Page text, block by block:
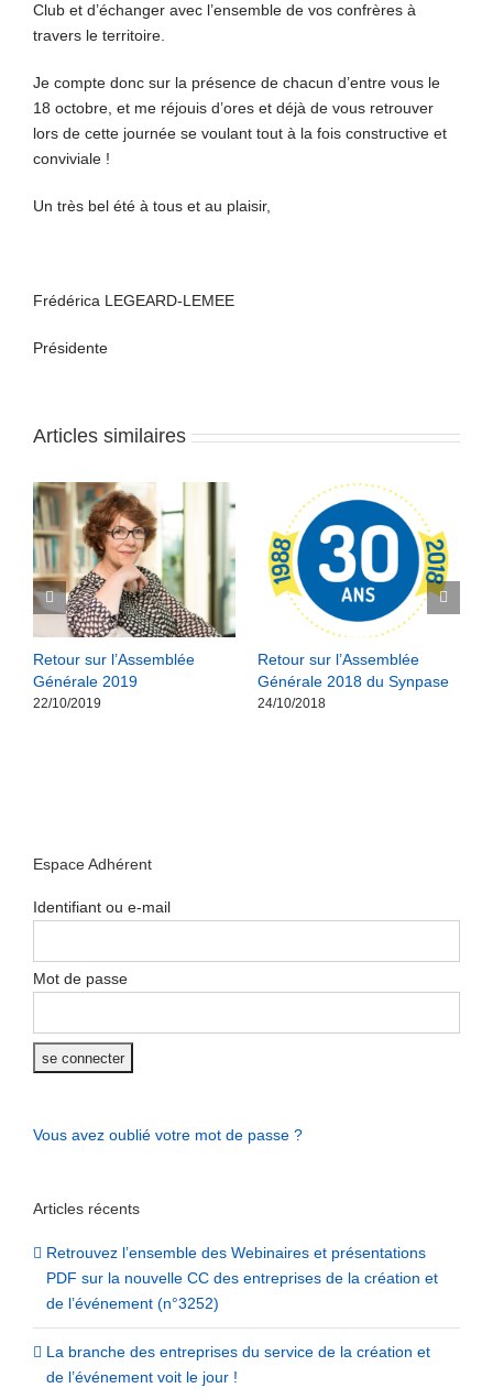
Club et d’échanger avec l’ensemble de vos confrères à
travers le territoire.
Je compte donc sur la présence de chacun d’entre vous le
18 octobre, et me réjouis d’ores et déjà de vous retrouver
lors de cette journée se voulant tout à la fois constructive et
conviviale !
Un très bel été à tous et au plaisir,
Frédérica LEGEARD-LEMEE
Présidente
Articles similaires
Retour sur l’Assemblée
Générale 2019
22/10/2019
Retour sur l’Assemblée
Générale 2018 du Synpase
24/10/2018
Espace Adhérent
Identifiant ou e-mail
Mot de passe
Vous avez oublié votre mot de passe ?
Articles récents
Retrouvez l’ensemble des Webinaires et présentations
PDF sur la nouvelle CC des entreprises de la création et
de l’événement (n°3252)
La branche des entreprises du service de la création et
de l’événement voit le jour !